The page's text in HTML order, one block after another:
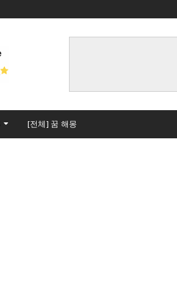
[전체] 꿈 해몽